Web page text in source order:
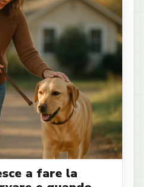
a fare la